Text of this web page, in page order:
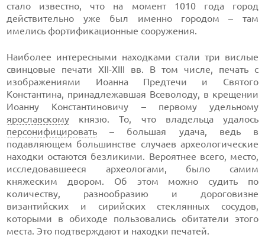
стало известно, что на момент 1010 года город
действительно уже был именно городом – там
имелись фортификационные сооружения.
Наиболее интересными находками стали три вислые
свинцовые печати XII-XIII вв. В том числе, печать с
изображениями Иоанна Предтечи и Святого
Константина, принадлежавшая Всеволоду, в крещении
Иоанну Константиновичу – первому удельному
ярославскому князю. То, что владельца удалось
персонифицировать – большая удача, ведь в
подавляющем большинстве случаев археологические
находки остаются безликими. Вероятнее всего, место,
исследовавшееся археологами, было самим
княжеским двором. Об этом можно судить по
количеству, разнообразию и дороговизне
византийских и сирийских стеклянных сосудов,
которыми в обиходе пользовались обитатели этого
места. Это подтверждают и находки печатей.